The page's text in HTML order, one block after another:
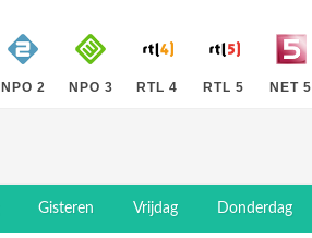
NPO 2 NPO 3 RTL 4 RTL 5 NET 5
Gisteren Vrijdag Donderdag